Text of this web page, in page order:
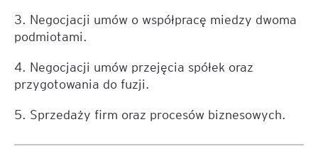
3. Negocjacji umów o współpracę miedzy dwoma
podmiotami.
4. Negocjacji umów przejęcia spółek oraz
przygotowania do fuzji.
5. Sprzedaży firm oraz procesów biznesowych.